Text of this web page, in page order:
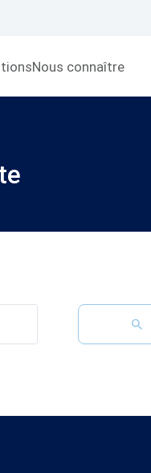
Nous connaître